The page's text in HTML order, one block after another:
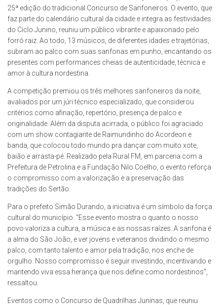
25ª edição do tradicional Concurso de Sanfoneiros. O evento, que
faz parte do calendário cultural da cidade e integra as festividades
do Ciclo Junino, reuniu um público vibrante e apaixonado pelo
forró raiz. Ao todo, 13 músicos, de diferentes idades e trajetórias,
subiram ao palco com suas sanfonas em punho, encantando os
presentes com performances cheias de autenticidade, técnica e
amor à cultura nordestina.
A competição premiou os três melhores sanfoneiros da noite,
avaliados por um júri técnico especializado, que considerou
critérios como afinação, repertório, presença de palco e
originalidade. Além da disputa acirrada, o público foi agraciado
com um show contagiante de Raimundinho do Acordeon e
banda, que colocou todo mundo pra dançar com muito xote,
baião e arrasta-pé. Realizado pela Rural FM, em parceria com a
Prefeitura de Petrolina e a Fundação Nilo Coelho, o evento reforça
o compromisso com a valorização e a preservação das
tradições do Sertão.
Para o prefeito Simão Durando, a iniciativa é um símbolo da força
cultural do município. “Esse evento mostra o quanto o nosso
povo valoriza a cultura, a música e as nossas raízes. A sanfona é
a alma do São João, e ver jovens e veteranos dividindo o mesmo
palco, com tanto talento e amor pela tradição, nos enche de
orgulho. Nosso compromisso é seguir investindo, incentivando e
mantendo viva essa herança que nos define como nordestinos”,
ressaltou.
Eventos como o Concurso de Quadrilhas Juninas, que reuniu